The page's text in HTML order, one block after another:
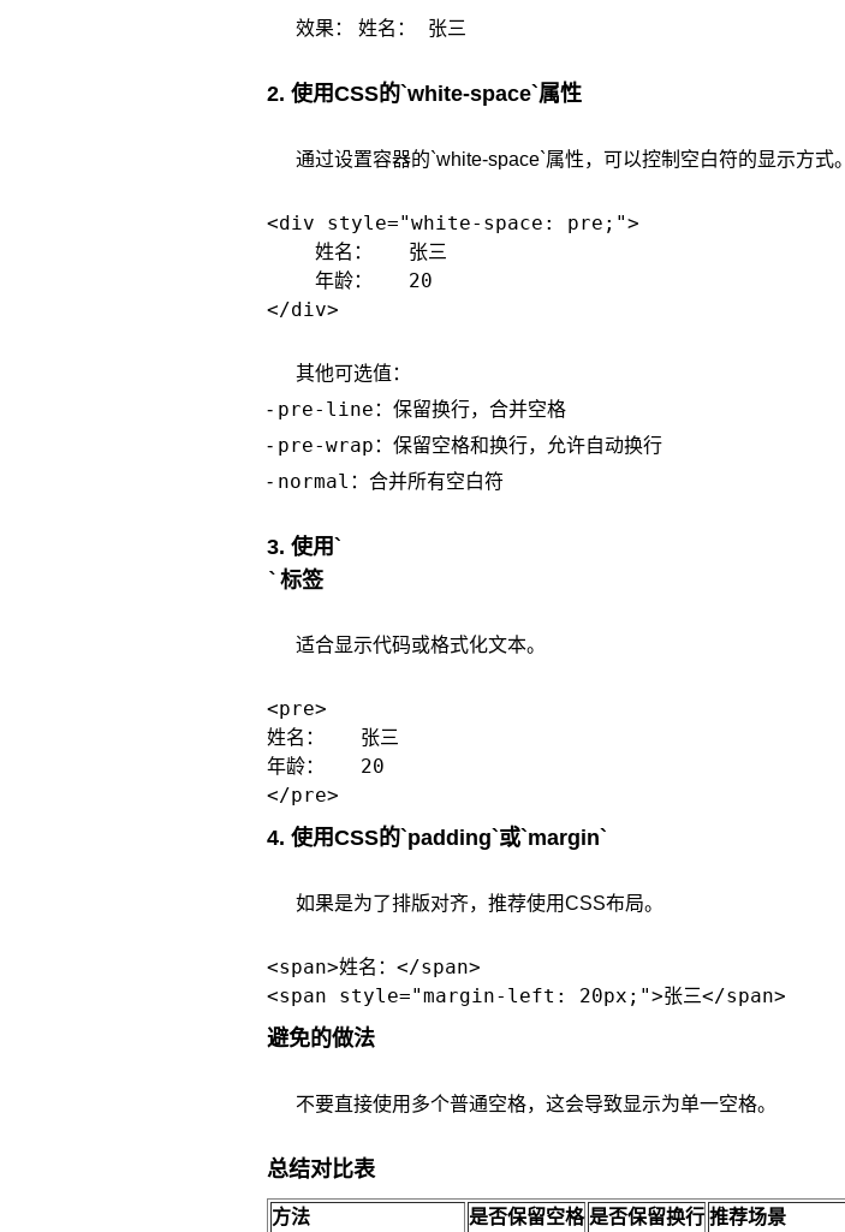
效果： 姓名： 张三
2. 使用CSS的`white-space`属性
通过设置容器的`white-space`属性，可以控制空白符的显示方式。
<div style="white-space: pre;">
    姓名：   张三
    年龄：   20
其他可选值：
- pre-line ：保留换行，合并空格
- pre-wrap ：保留空格和换行，允许自动换行
- normal ：合并所有空白符
3. 使用`
`标签
适合显示代码或格式化文本。
<pre>
姓名：   张三
年龄：   20
4. 使用CSS的`padding`或`margin`
如果是为了排版对齐，推荐使用CSS布局。
<span>姓名：</span>
避免的做法
不要直接使用多个普通空格，这会导致显示为单一空格。
总结对比表
方法 是否保留空格 是否保留换行 推荐场景